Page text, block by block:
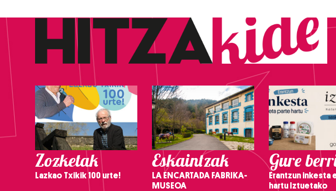
Zozketak
Lazkao Txikik 100 urte!
Eskaintzak
LA ENCARTADA FABRIKA-
MUSEOA
Gure
Erantzun inkesta
hartu Iztuetako